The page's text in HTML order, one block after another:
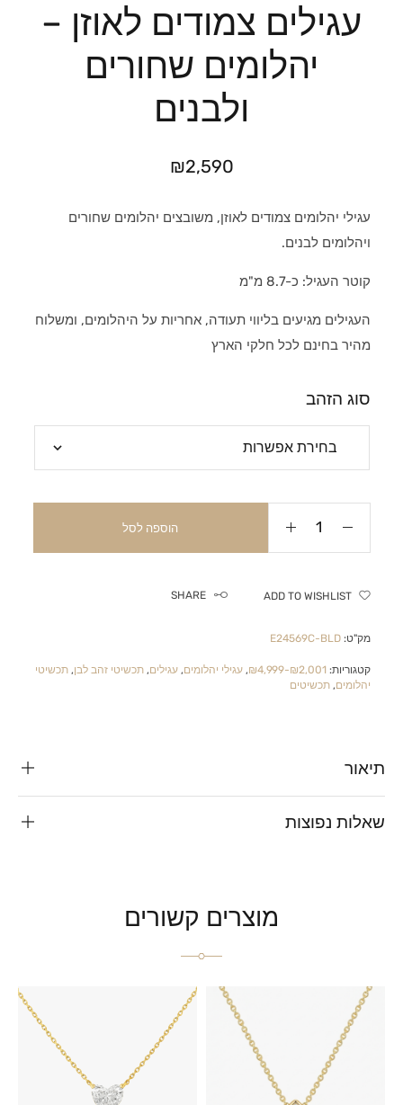
עגילים צמודים לאוזן –
יהלומים שחורים
ולבנים
₪2,590
עגילי יהלומים צמודים לאוזן, משובצים יהלומים שחורים
ויהלומים לבנים.
קוטר העגיל: כ-8.7 מ"מ
העגילים מגיעים בליווי תעודה, אחריות על היהלומים, ומשלוח
מהיר בחינם לכל חלקי הארץ
סוג הזהב
הוספה לסל
ADD TO WISHLIST
SHARE
מק"ט:E24569C-BLD
קטגוריות:₪2,001-₪4,999
,עגילי יהלומים,עגילים,תכשיטי זהב לבן,תכשיטי
יהלומים,תכשיטים
תיאור
שאלות נפוצות
מוצרים קשורים